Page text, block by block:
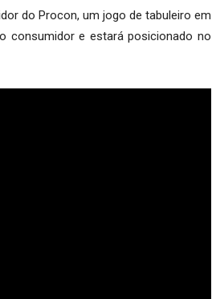
do Procon, um jogo de tabuleiro em
consumidor e estará posicionado no